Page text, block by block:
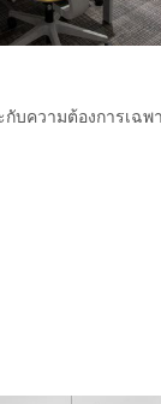
ตร์คุณภาพสูง
าพสถานที่ของเร